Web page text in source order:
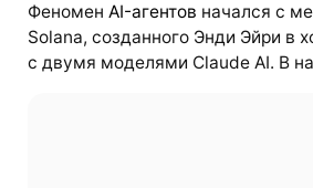
Феномен AI-агентов начался с
Solana, созданного Энди Эйри в
с двумя моделями Claude AI. В